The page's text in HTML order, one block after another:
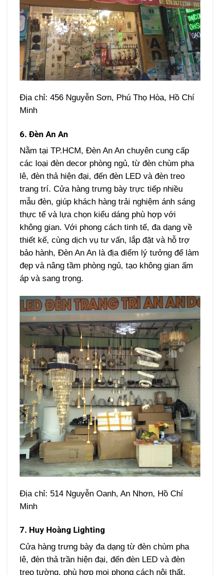
Địa chỉ: 456 Nguyễn Sơn, Phú Thọ Hòa, Hồ Chí
Minh
6. Đèn An An
Nằm tại TP.HCM, Đèn An An chuyên cung cấp
các loại đèn decor phòng ngủ, từ đèn chùm pha
lê, đèn thả hiện đại, đến đèn LED và đèn treo
trang trí. Cửa hàng trưng bày trực tiếp nhiều
mẫu đèn, giúp khách hàng trải nghiệm ánh sáng
thực tế và lựa chọn kiểu dáng phù hợp với
không gian. Với phong cách tinh tế, đa dạng về
thiết kế, cùng dịch vụ tư vấn, lắp đặt và hỗ trợ
bảo hành, Đèn An An là địa điểm lý tưởng để làm
đẹp và nâng tầm phòng ngủ, tạo không gian ấm
áp và sang trọng.
Địa chỉ: 514 Nguyễn Oanh, An Nhơn, Hồ Chí
Minh
7. Huy Hoàng Lighting
Cửa hàng trưng bày đa dạng từ đèn chùm pha
lê, đèn thả trần hiện đại, đến đèn LED và đèn
treo tường, phù hợp mọi phong cách nội thất.